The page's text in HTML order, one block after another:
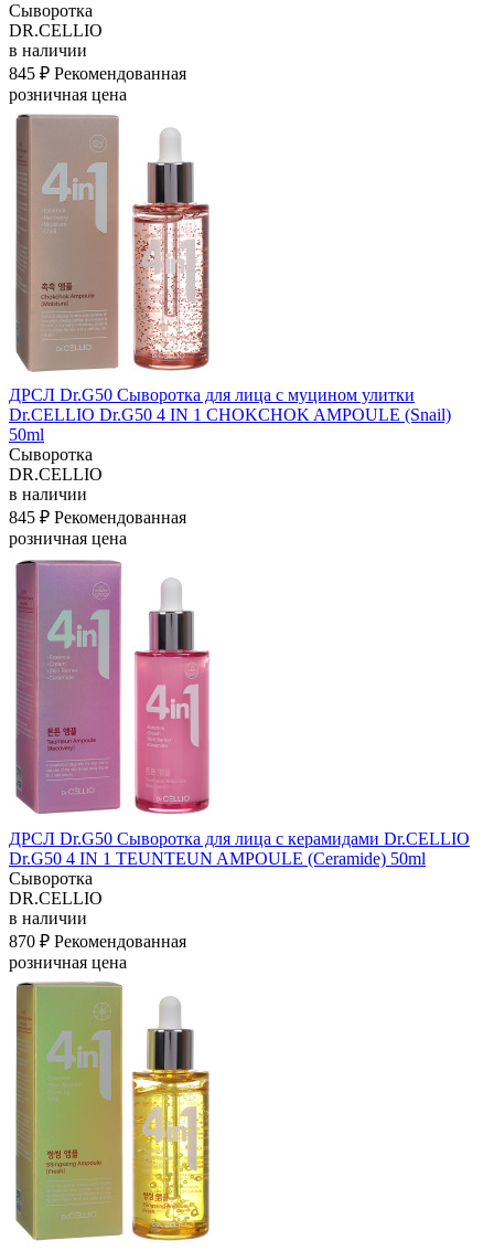
Сыворотка
DR.CELLIO
в наличии
845 ₽ Рекомендованная
розничная цена
ДРСЛ Dr.G50 Сыворотка для лица с муцином улитки
Dr.CELLIO Dr.G50 4 IN 1 CHOKCHOK AMPOULE (Snail)
50ml
Сыворотка
DR.CELLIO
в наличии
845 ₽ Рекомендованная
розничная цена
ДРСЛ Dr.G50 Сыворотка для лица с керамидами Dr.CELLIO
Dr.G50 4 IN 1 TEUNTEUN AMPOULE (Ceramide) 50ml
Сыворотка
DR.CELLIO
в наличии
870 ₽ Рекомендованная
розничная цена